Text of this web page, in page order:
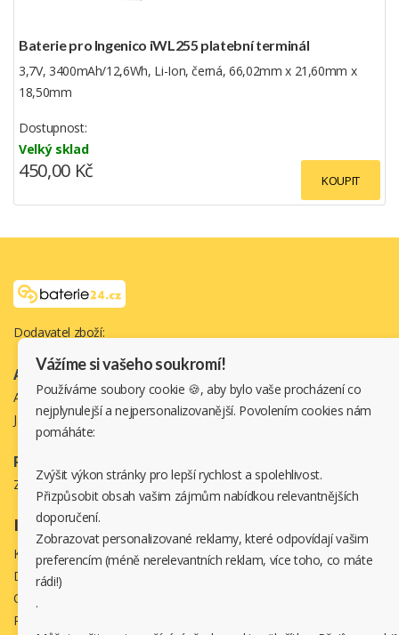
Baterie pro Ingenico iWL255 platební terminál
3,7V, 3400mAh/12,6Wh, Li-Ion, černá, 66,02mm x 21,60mm x
18,50mm
Dostupnost:
Velký sklad
KOUPIT
450,00 Kč
Dodavatel zboží:
Adresa
Aku-shop.cz s.r.o
J.Š.Baara 1331/34, 40502 Děčín
Potřebujete pomoc ?
Zavolejte: 720 500 500
Informace
Kontakt
Doprava a platba
Obchodní podmínky
Reklamace
Vážíme si vašeho soukromí!
Používáme soubory cookie 🍪, aby bylo vaše procházení co
nejplynulejší a nejpersonalizovanější. Povolením cookies nám
pomáháte:
Zvýšit výkon stránky pro lepší rychlost a spolehlivost.
Přizpůsobit obsah vašim zájmům nabídkou relevantnějších
doporučení.
Zobrazovat personalizované reklamy, které odpovídají vašim
preferencím (méně nerelevantních reklam, více toho, co máte
rádi!)
.